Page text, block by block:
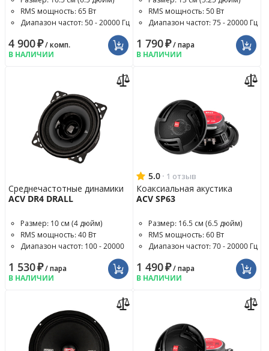
RMS мощность: 65 Вт
Диапазон частот: 50 - 20000 Гц
4 900₽/ комп.
В НАЛИЧИИ
RMS мощность: 50 Вт
Диапазон частот: 75 - 20000 Гц
1 790₽/ пара
В НАЛИЧИИ
Среднечастотные динамики
ACV DR4 DRALL
Размер: 10 см (4 дюйм)
RMS мощность: 40 Вт
Диапазон частот: 100 - 20000
1 530₽/ пара
В НАЛИЧИИ
5.0 · 1 отзыв
Коаксиальная акустика
ACV SP63
Размер: 16.5 см (6.5 дюйм)
RMS мощность: 60 Вт
Диапазон частот: 70 - 20000 Гц
1 490₽/ пара
В НАЛИЧИИ